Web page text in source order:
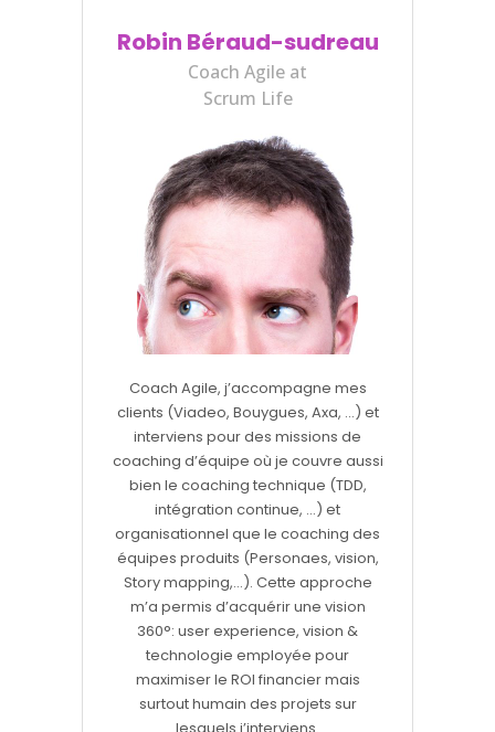
Robin Béraud-sudreau
Coach Agile at
Scrum Life
Coach Agile, j’accompagne mes
clients (Viadeo, Bouygues, Axa, …) et
interviens pour des missions de
coaching d’équipe où je couvre aussi
bien le coaching technique (TDD,
intégration continue, …) et
organisationnel que le coaching des
équipes produits (Personaes, vision,
Story mapping,…). Cette approche
m’a permis d’acquérir une vision
360°: user experience, vision &
technologie employée pour
maximiser le ROI financier mais
surtout humain des projets sur